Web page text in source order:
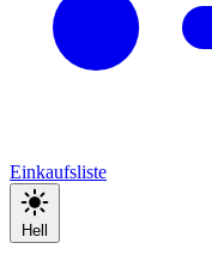
Einkaufsliste
Hell